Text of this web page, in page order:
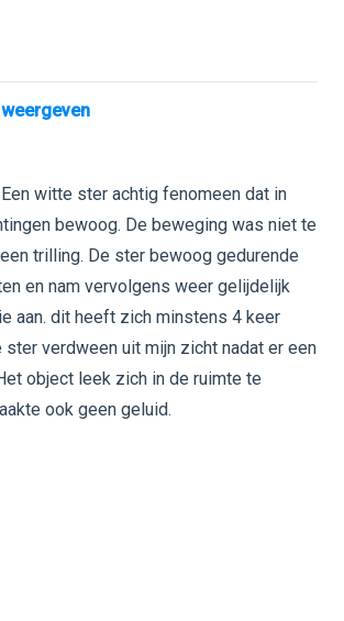
witte ster achtig fenomeen dat in
bewoog. De beweging was niet te
trilling. De ster bewoog gedurende
en nam vervolgens weer gelijdelijk
aan. dit heeft zich minstens 4 keer
ster verdween uit mijn zicht nadat er een
object leek zich in de ruimte te
ook geen geluid.